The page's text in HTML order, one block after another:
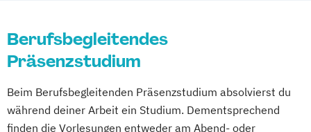
(DE/EN)
Social Media Marketing und Content
Berufsbegleitendes
Präsenzstudium
Beim Berufsbegleitenden Präsenzstudium absolvierst du
während deiner Arbeit ein Studium. Dementsprechend
finden die Vorlesungen entweder am Abend- oder